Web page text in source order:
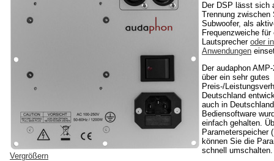
Vergrößern
Der DSP lässt sich
Trennung zwischen
Subwoofer, als
Frequenzweiche für
Lautsprecher oder
Anwendungen
Der audaphon
über ein sehr gutes
Preis-/
Deutschland
auch in
Bediensoftware
einfach gehalten.
Parameterspeicher
können Sie die
schnell umschalten.